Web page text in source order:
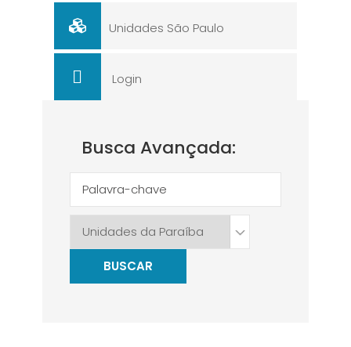
Unidades São Paulo
Login
Busca Avançada:
BUSCAR